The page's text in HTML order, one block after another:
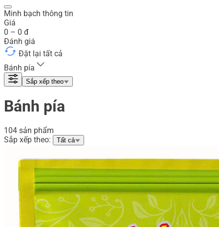
Minh bạch thông tin
Giá
0 – 0 đ
Đánh giá
Đặt lại tất cả
Bánh pía
Sắp xếp theo
Bánh pía
104 sản phẩm
Sắp xếp theo:
Tất cả